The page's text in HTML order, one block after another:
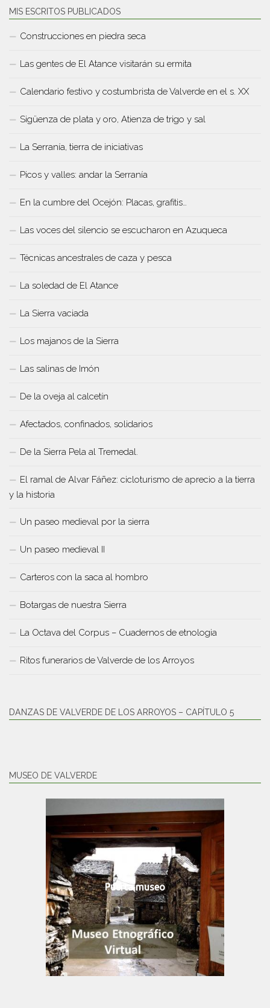
MIS ESCRITOS PUBLICADOS
Construcciones en piedra seca
Las gentes de El Atance visitarán su ermita
Calendario festivo y costumbrista de Valverde en el s. XX
Sigüenza de plata y oro, Atienza de trigo y sal
La Serranía, tierra de iniciativas
Picos y valles: andar la Serranía
En la cumbre del Ocejón: Placas, grafitis…
Las voces del silencio se escucharon en Azuqueca
Técnicas ancestrales de caza y pesca
La soledad de El Atance
La Sierra vaciada
Los majanos de la Sierra
Las salinas de Imón
De la oveja al calcetín
Afectados, confinados, solidarios
De la Sierra Pela al Tremedal.
El ramal de Alvar Fáñez: cicloturismo de aprecio a la tierra
y la historia
Un paseo medieval por la sierra
Un paseo medieval II
Carteros con la saca al hombro
Botargas de nuestra Sierra
La Octava del Corpus – Cuadernos de etnologia
Ritos funerarios de Valverde de los Arroyos
DANZAS DE VALVERDE DE LOS ARROYOS – CAPÍTULO 5
MUSEO DE VALVERDE
Puerta museo